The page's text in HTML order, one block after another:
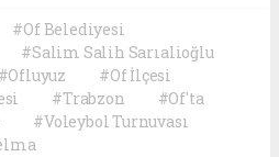
#Of Belediyesi
#Salim Salih Sarıalioğlu
#Ofluyuz
#Of İlçesi
#Trabzon
#Of'ta
#Voleybol Turnuvası